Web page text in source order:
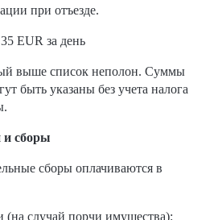
при отъезде.
EUR за день
выше список неполон. Суммы
быть указаны без учета налога
и сборы
сборы оплачиваются в
(на случай порчи имущества):